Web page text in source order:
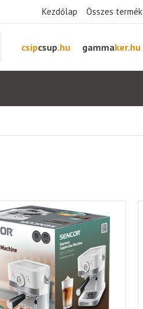
Kezdőlap Összes termék
csipcsup.hu gammaker.hu